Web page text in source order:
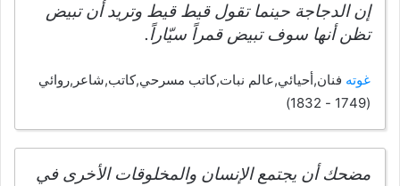
إن الدجاجة حينما تقول قيط قيط وتريد أن تبيض
تظن أنها سوف تبيض قمراً سيّاراً.
غوته فنان,أحيائي,عالم نبات,كاتب مسرحي,كاتب,شاعر,روائي
(1749 - 1832)
مضحك أن يجتمع الإنسان والمخلوقات الأخرى في